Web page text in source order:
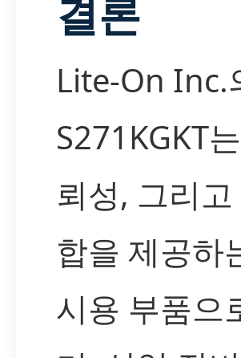
결론
Lite-On Inc.
S271KGKT
뢰성, 그리
합을 제공하
시용 부품으